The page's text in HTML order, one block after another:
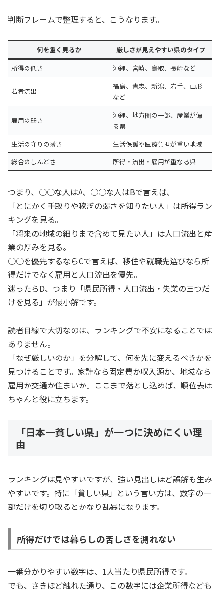
判断フレームで整理すると、こうなります。
何を重く見るか
厳しさが見えやすい県のタイプ
所得の低さ
沖縄、宮崎、鳥取、長崎など
若者流出
福島、青森、新潟、岩手、山形
など
雇用の弱さ
沖縄、地方圏の一部、産業が偏
る県
生活の守りの薄さ
生活保護や医療負担が重い地域
総合のしんどさ
所得・流出・雇用が重なる県
つまり、○○な人はA、○○な人はBで言えば、
「とにかく手取りや稼ぎの弱さを知りたい人」は所得ラン
キングを見る。
「将来の地域の細りまで含めて見たい人」は人口流出と産
業の厚みを見る。
○○を優先するならCで言えば、移住や就職先選びなら所
得だけでなく雇用と人口流出を優先。
迷ったらD、つまり「県民所得・人口流出・失業の三つだ
けを見る」が最小解です。
読者目線で大切なのは、ランキングで不安になることでは
ありません。
「なぜ厳しいのか」を分解して、何を先に変えるべきかを
見つけることです。家計なら固定費か収入源か、地域なら
雇用か交通か住まいか。ここまで落とし込めば、順位表は
ちゃんと役に立ちます。
「日本一貧しい県」が一つに決めにくい理
由
ランキングは見やすいですが、強い見出しほど誤解も生み
やすいです。特に「貧しい県」という言い方は、数字の一
部だけを切り取るとかなり乱暴になります。
所得だけでは暮らしの苦しさを測れない
一番分かりやすい数字は、1人当たり県民所得です。
でも、さきほど触れた通り、この数字には企業所得なども